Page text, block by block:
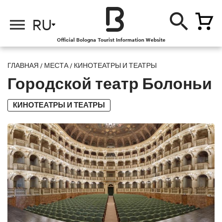
RU
Official Bologna Tourist Information Website
ГЛАВНАЯ / МЕСТА / КИНОТЕАТРЫ И ТЕАТРЫ
Городской театр Болоньи
КИНОТЕАТРЫ И ТЕАТРЫ